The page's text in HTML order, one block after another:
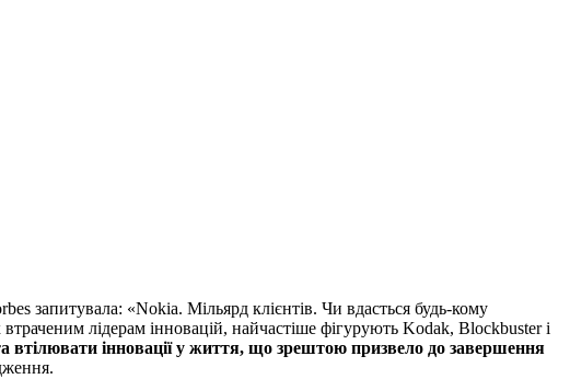
запитувала: «Nokia. Мільярд клієнтів. Чи вдасться будь-кому
лідерам інновацій, найчастіше фігурують Kodak, Blockbuster і
втілювати інновації у життя, що зрештою призвело до завершення